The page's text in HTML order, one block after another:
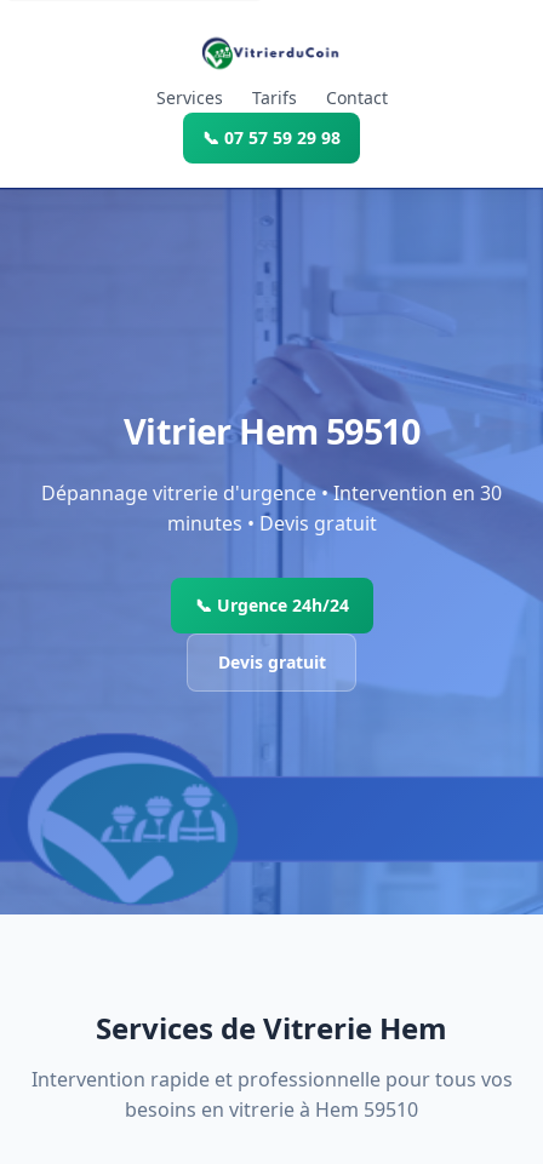
Services Tarifs
Contact
📞 07 57 59 29 98
Vitrier Hem 59510
Dépannage vitrerie d'urgence • Intervention en 30
minutes • Devis gratuit
📞 Urgence 24h/24
Devis gratuit
Services de Vitrerie Hem
Intervention rapide et professionnelle pour tous vos
besoins en vitrerie à Hem 59510